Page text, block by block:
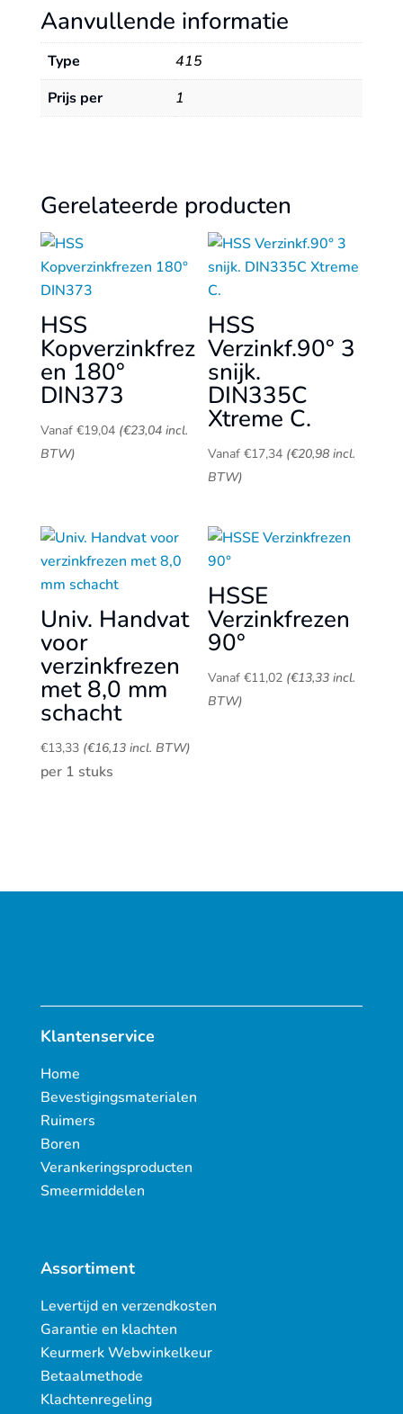
Aanvullende informatie
Type
415
Prijs per
1
Gerelateerde producten
HSS
Kopverzinkfrez
en 180°
DIN373
Vanaf €19,04 (€23,04incl.
BTW)
HSS
Verzinkf.90° 3
snijk.
DIN335C
Xtreme C.
Vanaf €17,34 (€20,98 incl.
BTW)
Univ. Handvat
voor
verzinkfrezen
met 8,0 mm
schacht
€13,33 (€16,13incl. BTW)
per 1 stuks
HSSE
Verzinkfrezen
90°
Vanaf €11,02 (€13,33 incl.
BTW)
Klantenservice
Home
Bevestigingsmaterialen
Ruimers
Boren
Verankeringsproducten
Smeermiddelen
Assortiment
Levertijd en verzendkosten
Garantie en klachten
Keurmerk Webwinkelkeur
Betaalmethode
Klachtenregeling